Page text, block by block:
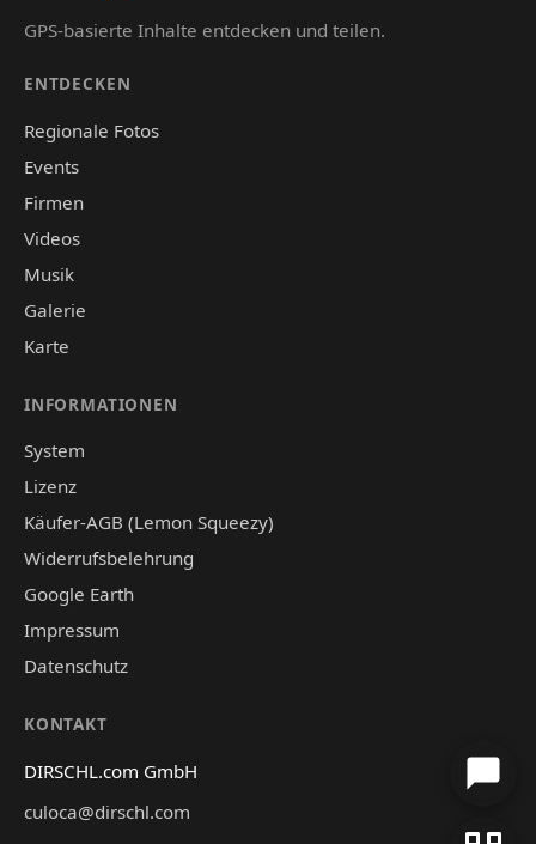
GPS-basierte Inhalte entdecken und teilen.
ENTDECKEN
Regionale Fotos
Events
Firmen
Videos
Musik
Galerie
Karte
INFORMATIONEN
System
Lizenz
Käufer-AGB (Lemon Squeezy)
Widerrufsbelehrung
Google Earth
Impressum
Datenschutz
KONTAKT
DIRSCHL.com GmbH
culoca@dirschl.com